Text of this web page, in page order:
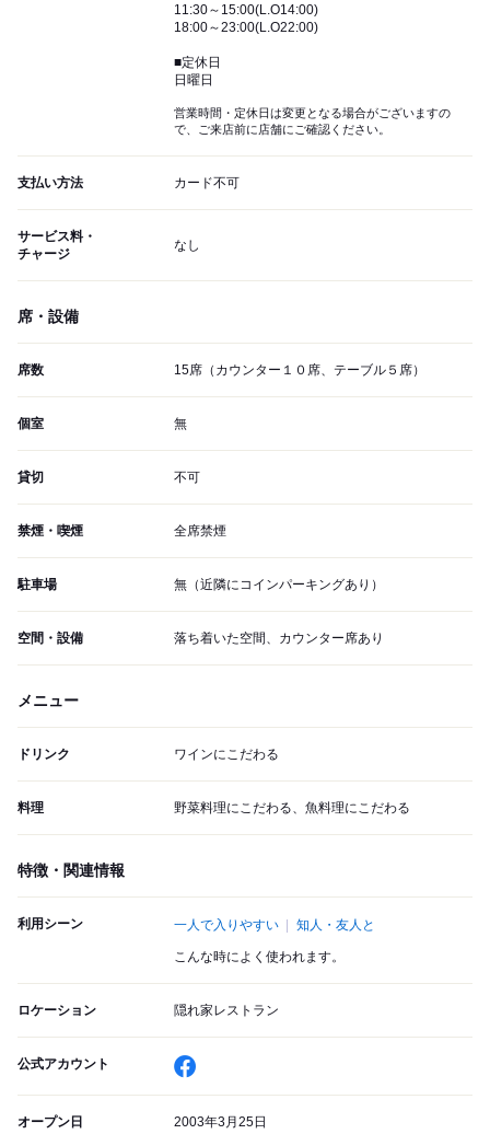
11:30～15:00(L.O14:00)
18:00～23:00(L.O22:00)
■定休日
日曜日
営業時間・定休日は変更となる場合がございますの
で、ご来店前に店舗にご確認ください。
支払い方法 カード不可
サービス料・
チャージ
なし
席・設備
席数 15席（カウンター１０席、テーブル５席）
個室 無
貸切 不可
禁煙・喫煙 全席禁煙
駐車場 無（近隣にコインパーキングあり）
空間・設備 落ち着いた空間、カウンター席あり
メニュー
ドリンク ワインにこだわる
料理 野菜料理にこだわる、魚料理にこだわる
特徴・関連情報
利用シーン 一人で入りやすい 知人・友人と
こんな時によく使われます。
ロケーション 隠れ家レストラン
公式アカウント
オープン日 2003年3月25日